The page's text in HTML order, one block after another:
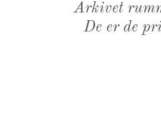
Arkivet
De er de